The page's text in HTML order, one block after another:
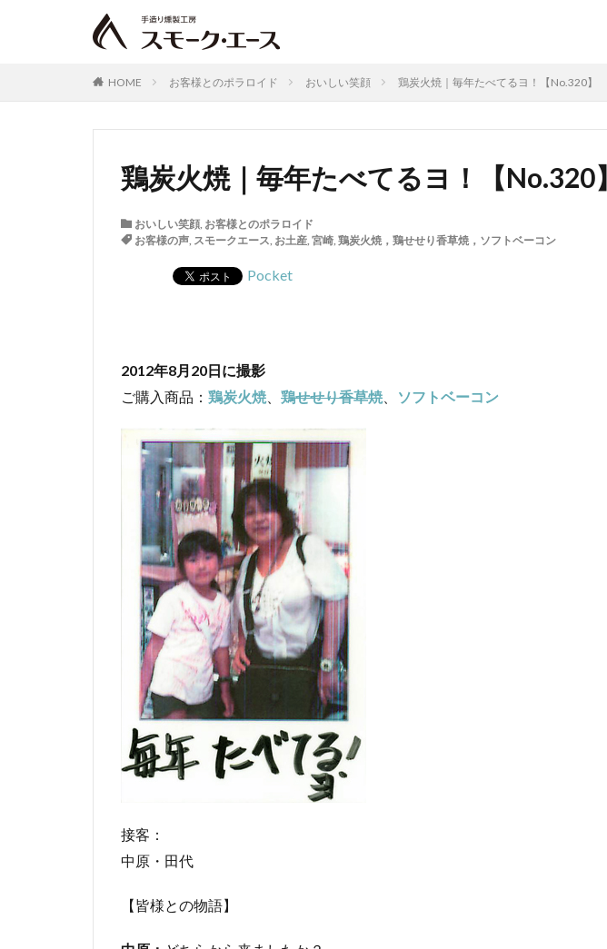
HOME お客様とのポラロイド おいしい笑顔 鶏炭火焼｜毎年たべてるヨ！【No.320】
鶏炭火焼｜毎年たべてるヨ！【No.320】
おいしい笑顔, お客様とのポラロイド
お客様の声, スモークエース, お土産, 宮崎, 鶏炭火焼，鶏せせり香草焼，ソフトベーコン
Pocket
2012年8月20日に撮影
ご購入商品： 鶏炭火焼 鶏せせり香草焼 ソフトベーコン
接客：
中原・田代
【皆様との物語】